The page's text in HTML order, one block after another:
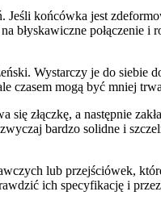
końcówka jest
błyskawiczne połączenie i
Wystarczy je do siebie
czasem mogą być mniej
złączkę, a następnie
bardzo solidne i
lub przejściówek,
ich specyfikację i